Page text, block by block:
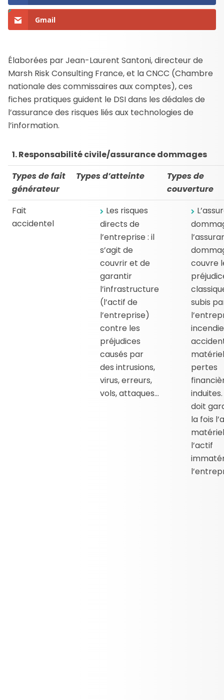
Gmail
Élaborées par Jean-Laurent Santoni, directeur de
Marsh Risk Consulting France, et la CNCC (Chambre
nationale des commissaires aux comptes), ces
fiches pratiques guident le DSI dans les dédales de
l’assurance des risques liés aux technologies de
l’information.
1. Responsabilité civile/assurance dommages
Types de fait
générateur
Types d’atteinte
Types de
couverture
Fait
accidentel
Les risques
directs de
l’entreprise : il
s’agit de
couvrir et de
garantir
l’infrastructure
(l’actif de
l’entreprise)
contre les
préjudices
causés par
des intrusions,
virus, erreurs,
vols, attaques…
couvre
subis
pertes
doit
la fois
l’actif